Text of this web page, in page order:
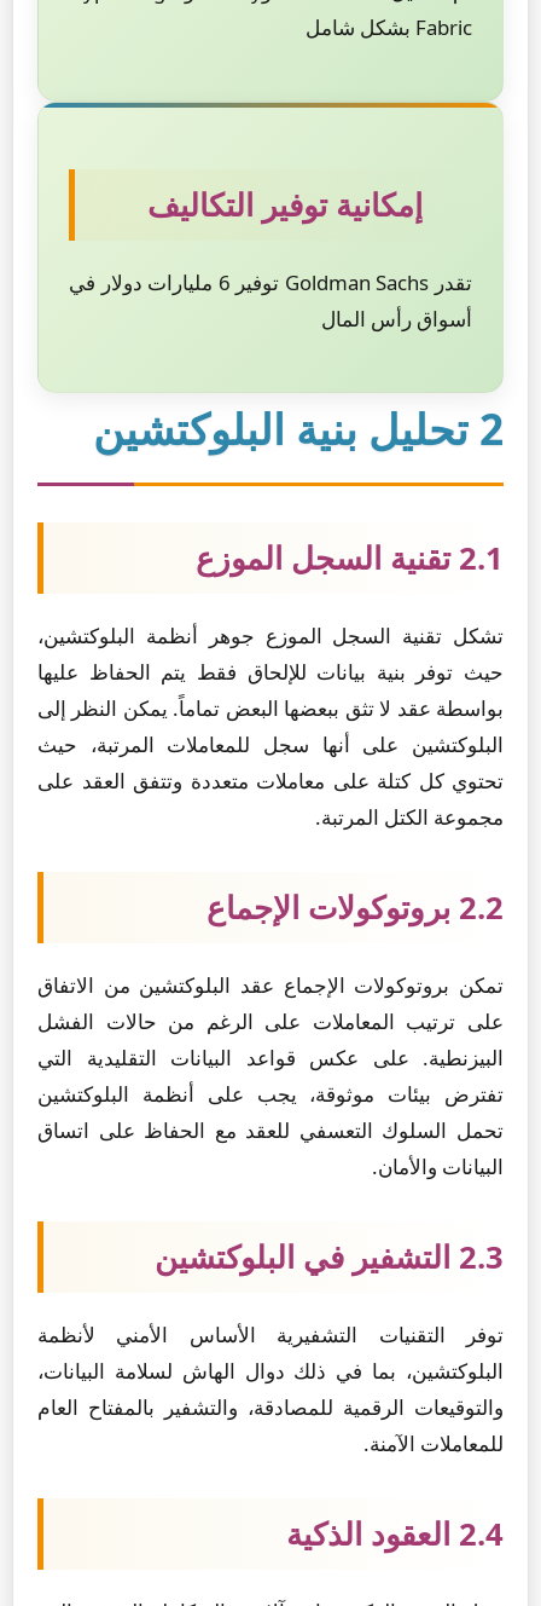
Fabric بشكل شامل
إمكانية توفير التكاليف
تقدر Goldman Sachs توفير 6 مليارات دولار في
أسواق رأس المال
2 تحليل بنية البلوكتشين
2.1 تقنية السجل الموزع
تشكل تقنية السجل الموزع جوهر أنظمة البلوكتشين،
حيث توفر بنية بيانات للإلحاق فقط يتم الحفاظ عليها
بواسطة عقد لا تثق ببعضها البعض تماماً. يمكن النظر إلى
البلوكتشين على أنها سجل للمعاملات المرتبة، حيث
تحتوي كل كتلة على معاملات متعددة وتتفق العقد على
مجموعة الكتل المرتبة.
2.2 بروتوكولات الإجماع
تمكن بروتوكولات الإجماع عقد البلوكتشين من الاتفاق
على ترتيب المعاملات على الرغم من حالات الفشل
البيزنطية. على عكس قواعد البيانات التقليدية التي
تفترض بيئات موثوقة، يجب على أنظمة البلوكتشين
تحمل السلوك التعسفي للعقد مع الحفاظ على اتساق
البيانات والأمان.
2.3 التشفير في البلوكتشين
توفر التقنيات التشفيرية الأساس الأمني لأنظمة
البلوكتشين، بما في ذلك دوال الهاش لسلامة البيانات،
والتوقيعات الرقمية للمصادقة، والتشفير بالمفتاح العام
للمعاملات الآمنة.
2.4 العقود الذكية